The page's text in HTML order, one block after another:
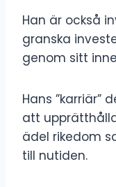
Han är också
granska
genom sitt
Hans ”karriär”
att
ädel rikedom
till nutiden.